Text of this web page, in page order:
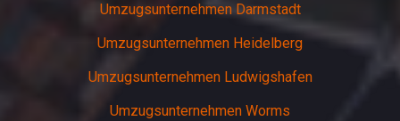
Umzugsunternehmen Darmstadt
Umzugsunternehmen Heidelberg
Umzugsunternehmen Ludwigshafen
Umzugsunternehmen Worms